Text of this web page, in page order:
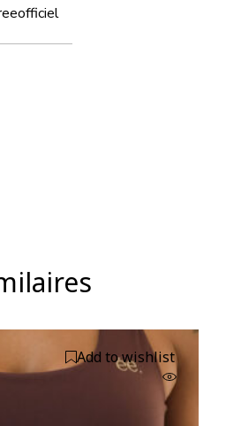
Add to wishlist